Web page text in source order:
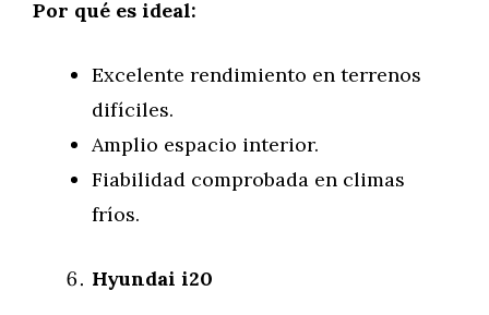
Por qué es ideal:
Excelente rendimiento en terrenos
difíciles.
Amplio espacio interior.
Fiabilidad comprobada en climas
fríos.
Hyundai i20